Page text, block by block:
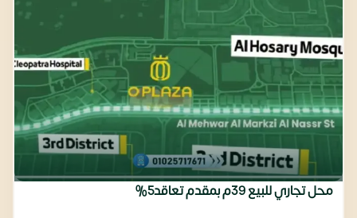
محل تجاري للبيع 39م بمقدم تعاقد5%